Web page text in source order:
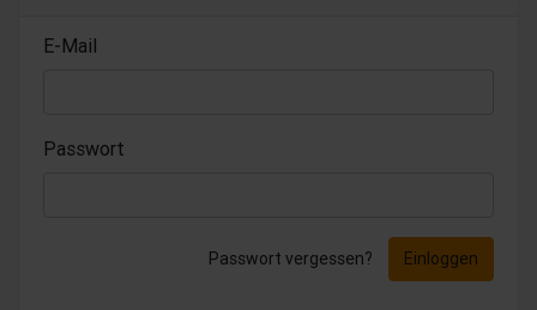
E-Mail
Passwort
Passwort vergessen? Einloggen